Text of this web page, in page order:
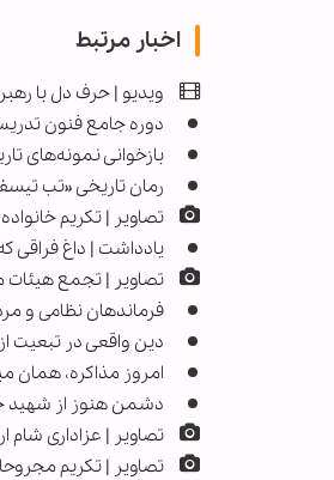
اخبار مرتبط
ویدیو | حرف دل با
دوره جامع فنون
بازخوانی نمونه‌های
رمان تاریخی «تب
تصاویر | تکریم
یادداشت | داغ فراقی
تصاویر | تجمع هیئات
فرماندهان نظامی و
دین واقعی در تبعیت
امروز مذاکره، همان
دشمن هنوز از شهید
تصاویر | عزاداری
تصاویر | تکریم